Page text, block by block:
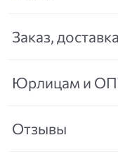
Заказ,
Юрлицам и
Отзывы